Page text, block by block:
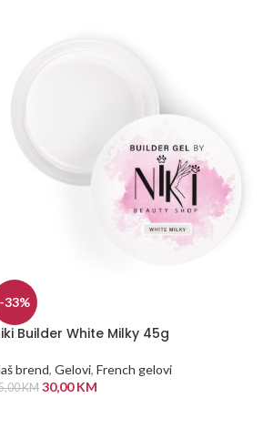
-33%
Builder White Milky 45g
brend, Gelovi, French gelovi
KM 30,00KM